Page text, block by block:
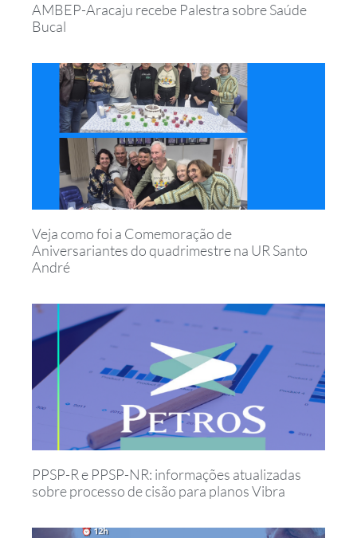
AMBEP-Aracaju recebe Palestra sobre Saúde
Bucal
Veja como foi a Comemoração de
Aniversariantes do quadrimestre na UR Santo
André
PPSP-R e PPSP-NR: informações atualizadas
sobre processo de cisão para planos Vibra